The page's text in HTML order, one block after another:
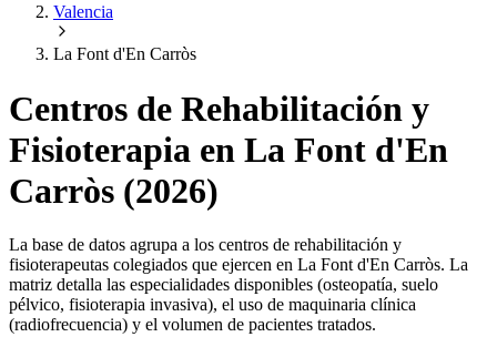
Valencia
La Font d'En Carròs
Centros de Rehabilitación y
Fisioterapia en La Font d'En
Carròs (2026)
La base de datos agrupa a los centros de rehabilitación y
fisioterapeutas colegiados que ejercen en La Font d'En Carròs. La
matriz detalla las especialidades disponibles (osteopatía, suelo
pélvico, fisioterapia invasiva), el uso de maquinaria clínica
(radiofrecuencia) y el volumen de pacientes tratados.